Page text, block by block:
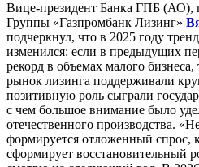
Вице-президент Банка ГПБ (АО),
Группы «Газпромбанк Лизинг»
подчеркнул, что в 2025 году
изменился: если в предыдущих
рекорд в объемах малого
рынок лизинга поддерживали
позитивную роль сыграли
с чем большое внимание было
отечественного производства.
формируется отложенный спрос,
сформирует восстановительный